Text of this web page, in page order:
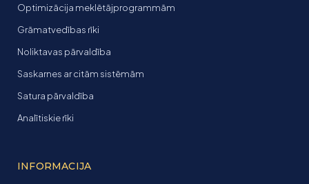
Optimizācija meklētājprogrammām
Grāmatvedības rīki
Noliktavas pārvaldība
Saskarnes ar citām sistēmām
Satura pārvaldība
Analītiskie rīki
INFORMACIJA